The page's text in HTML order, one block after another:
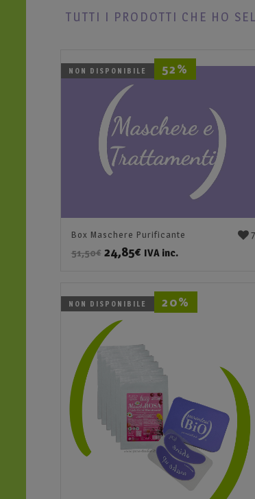
TUTTI I PRODOTTI CHE HO
NON DISPONIBILE 52%
7
Box Maschere Purificante
51,50€ 24,85€ IVA inc.
NON DISPONIBILE 20%